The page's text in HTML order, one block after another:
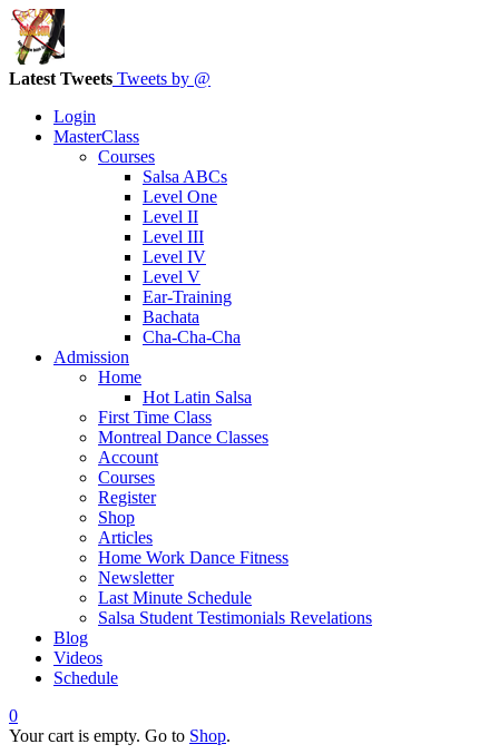
Latest Tweets Tweets by @
Login
MasterClass
Courses
Salsa ABCs
Level One
Level II
Level III
Level IV
Level V
Ear-Training
Bachata
Cha-Cha-Cha
Admission
Home
Hot Latin Salsa
First Time Class
Montreal Dance Classes
Account
Courses
Register
Shop
Articles
Home Work Dance Fitness
Newsletter
Last Minute Schedule
Salsa Student Testimonials Revelations
Blog
Videos
Schedule
0
Your cart is empty. Go to Shop.